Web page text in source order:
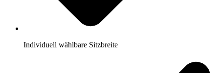
Individuell wählbare Sitzbreite